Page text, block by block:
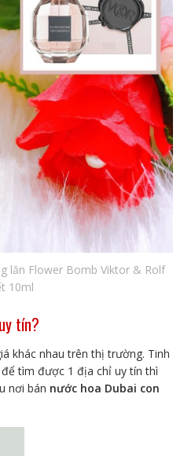
lăn Flower Bomb Viktor & Rolf
10ml
tín?
khác nhau trên thị trường. Tinh
tìm được 1 địa chỉ uy tín thì
nơi bán nước hoa Dubai con